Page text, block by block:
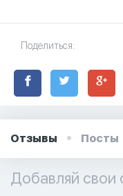
Поделиться:
Отзывы Посты
Добавляй свои